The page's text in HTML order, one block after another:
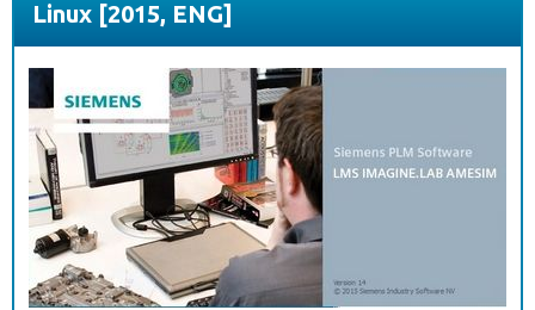
Linux [2015, ENG]